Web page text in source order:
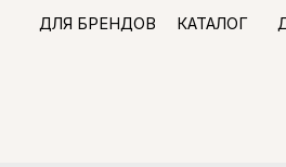
КАТАЛОГ ДОСТАВКА
ДЛЯ БРЕНДОВ